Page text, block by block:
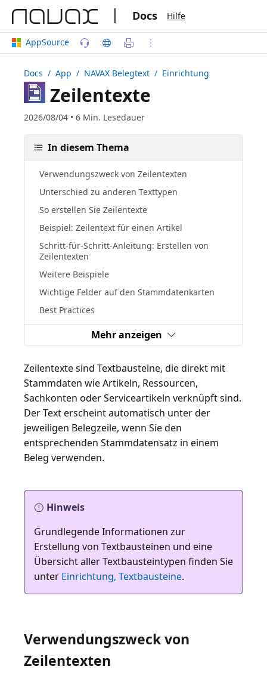
| Docs Hilfe
AppSource
Docs / App / NAVAX Belegtext / Einrichtung
Zeilentexte
2026/08/04 • 6 Min. Lesedauer
In diesem Thema
Verwendungszweck von Zeilentexten
Unterschied zu anderen Texttypen
So erstellen Sie Zeilentexte
Beispiel: Zeilentext für einen Artikel
Schritt-für-Schritt-Anleitung: Erstellen von
Zeilentexten
Weitere Beispiele
Wichtige Felder auf den Stammdatenkarten
Best Practices
Mehr anzeigen
Zeilentexte sind Textbausteine, die direkt mit
Stammdaten wie Artikeln, Ressourcen,
Sachkonten oder Serviceartikeln verknüpft sind.
Der Text erscheint automatisch unter der
jeweiligen Belegzeile, wenn Sie den
entsprechenden Stammdatensatz in einem
Beleg verwenden.
Hinweis
Grundlegende Informationen zur
Erstellung von Textbausteinen und eine
Übersicht aller Textbausteintypen finden Sie
unter Einrichtung, Textbausteine.
Verwendungszweck von
Zeilentexten